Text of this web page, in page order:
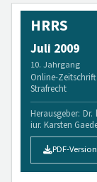
HRRS
Juli 2009
10. Jahrgang
Online-
Strafrecht
Herausgeber:
iur. Karsten
PDF-Version